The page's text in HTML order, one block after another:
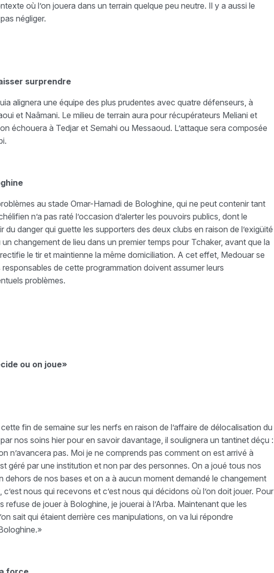
où l’on jouera dans un terrain quelque peu neutre. Il y a aussi le
négliger.
surprendre
alignera une équipe des plus prudentes avec quatre défenseurs, à
et Naâmani. Le milieu de terrain aura pour récupérateurs Meliani et
échouera à Tedjar et Semahi ou Messaoud. L’attaque sera composée
au stade Omar-Hamadi de Bologhine, qui ne peut contenir tant
n’a pas raté l’occasion d’alerter les pouvoirs publics, dont le
du danger qui guette les supporters des deux clubs en raison de l’exigüité
changement de lieu dans un premier temps pour Tchaker, avant que la
le tir et maintienne la même domiciliation. A cet effet, Medouar se
responsables de cette programmation doivent assumer leurs
problèmes.
ou on joue»
fin de semaine sur les nerfs en raison de l’affaire de délocalisation du
nos soins hier pour en savoir davantage, il soulignera un tantinet déçu :
n’avancera pas. Moi je ne comprends pas comment on est arrivé à
géré par une institution et non par des personnes. On a joué tous nos
dehors de nos bases et on a à aucun moment demandé le changement
nous qui recevons et c’est nous qui décidons où l’on doit jouer. Pour
refuse de jouer à Bologhine, je jouerai à l’Arba. Maintenant que les
sait qui étaient derrière ces manipulations, on va lui répondre